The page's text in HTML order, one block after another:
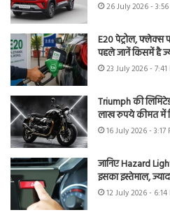
26 July 2026 -
E20 पेट्रोल, फ्लेक्स
पहले जानें किसमें है
23 July 2026 - 7:41
Triumph की
लाख रुपये कीमत में
16 July 2026 - 3:17
जानिए Hazard
इसका इस्तेमाल,
12 July 2026 - 6:14